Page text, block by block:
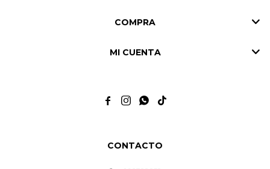
CONTACTO
COMPRA
MI CUENTA
   